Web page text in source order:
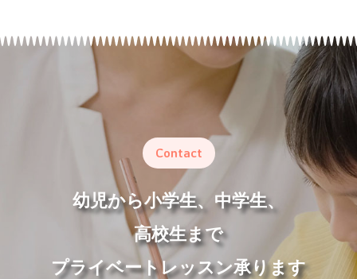
Contact
幼児から小学生、中学生、
高校生まで
プライベートレッスン承ります